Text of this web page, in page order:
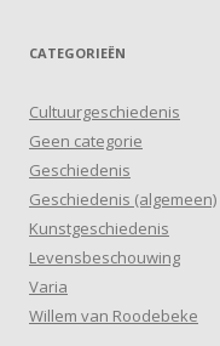
CATEGORIEËN
Cultuurgeschiedenis
Geen categorie
Geschiedenis
Geschiedenis (algemeen)
Kunstgeschiedenis
Levensbeschouwing
Varia
Willem van Roodebeke